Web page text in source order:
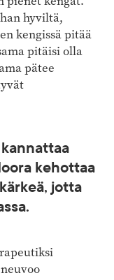
hyviltä,
kengissä pitää
pitäisi olla
pätee
kehottaa
jotta